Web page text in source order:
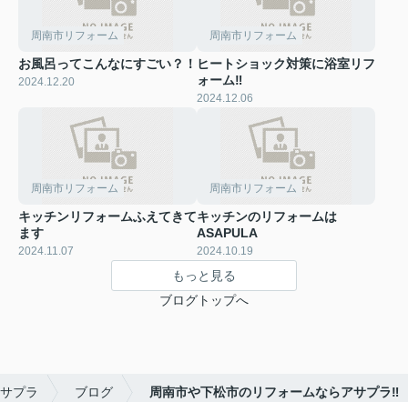
周南市リフォーム
お風呂ってこんなにすごい？！
2024.12.20
周南市リフォーム
ヒートショック対策に浴室リフ
ォーム‼
2024.12.06
周南市リフォーム
キッチンリフォームふえてきて
ます
2024.11.07
周南市リフォーム
キッチンのリフォームは
ASAPULA
2024.10.19
もっと見る
ブログトップへ
プラ ブログ 周南市や下松市のリフォームならアサプラ‼